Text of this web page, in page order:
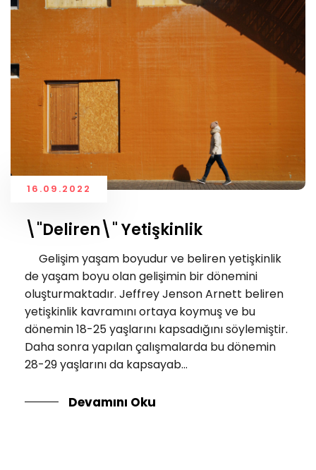
16.09.2022
\"Deliren\" Yetişkinlik
Gelişim yaşam boyudur ve beliren yetişkinlik
de yaşam boyu olan gelişimin bir dönemini
oluşturmaktadır. Jeffrey Jenson Arnett beliren
yetişkinlik kavramını ortaya koymuş ve bu
dönemin 18-25 yaşlarını kapsadığını söylemiştir.
Daha sonra yapılan çalışmalarda bu dönemin
28-29 yaşlarını da kapsayab...
Devamını Oku